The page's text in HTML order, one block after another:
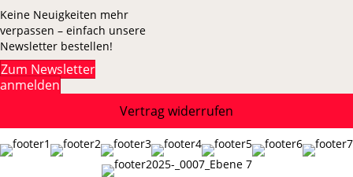
Keine Neuigkeiten mehr
verpassen – einfach unsere
Newsletter bestellen!
Zum Newsletter
anmelden
Vertrag widerrufen